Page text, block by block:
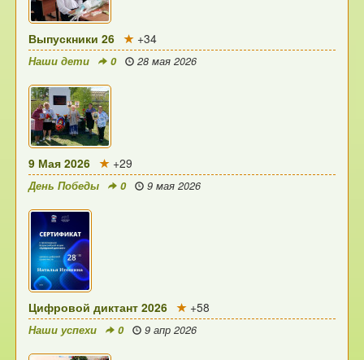
Выпускники 26 +34
Наши дети 0 28 мая 2026
9 Мая 2026 +29
День Победы 0 9 мая 2026
Цифровой диктант 2026 +58
Наши успехи 0 9 апр 2026